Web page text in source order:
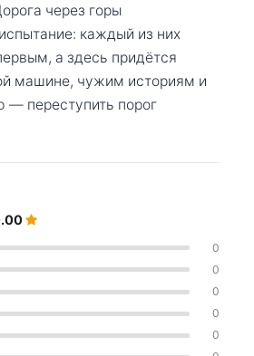
через горы
каждый из них
а здесь придётся
машине, чужим историям и
переступить порог
0
0
0
0
0